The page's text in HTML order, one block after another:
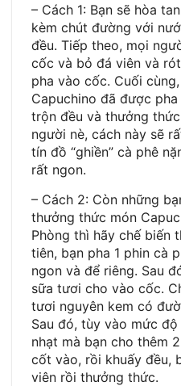
– Cách 1: Bạn sẽ hòa
kèm chút đường với
đều. Tiếp theo, mọi
cốc và bỏ đá viên và
pha vào cốc. Cuối
Capuchino đã được
trộn đều và thưởng
người nè, cách này sẽ
tín đồ “ghiền” cà phê
rất ngon.
– Cách 2: Còn những
thưởng thức món
Phòng thì hãy chế biến
tiên, bạn pha 1 phin cà
ngon và để riêng. Sau
sữa tươi cho vào cốc.
tươi nguyên kem có
Sau đó, tùy vào mức
nhạt mà bạn cho thêm
cốt vào, rồi khuấy đều,
viên rồi thưởng thức.